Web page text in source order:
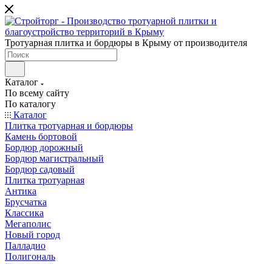
Тротуарная плитка и бордюры в Крыму от производителя
Каталог
По всему сайту
По каталогу
Каталог
Плитка тротуарная и бордюры
Камень бортовой
Бордюр дорожный
Бордюр магистральный
Бордюр садовый
Плитка тротуарная
Антика
Брусчатка
Классика
Мегаполис
Новый город
Палладио
Полигональ